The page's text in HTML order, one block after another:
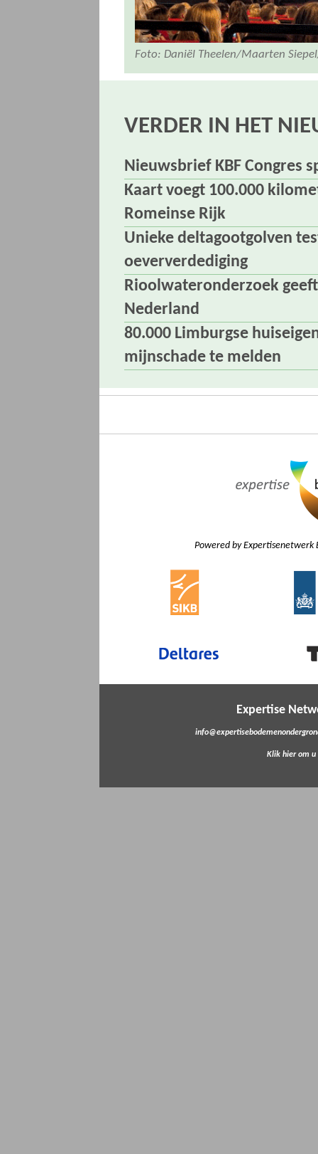
Foto: Daniël Theelen/Maarten
VERDER IN HET
Nieuwsbrief KBF Congres
Kaart voegt 100.000
Romeinse Rijk
Unieke deltagootgolven
oeververdediging
Rioolwateronderzoek
Nederland
80.000 Limburgse
mijnschade te melden
Powered by Expertisenetwerk
Expertise
Klik hier om u